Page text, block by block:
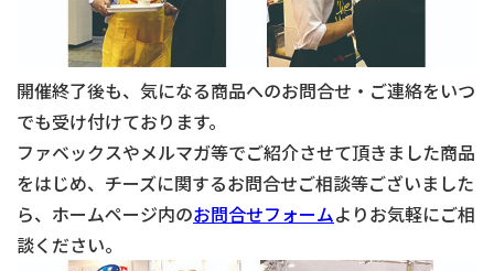
開催終了後も、気になる商品へのお問合せ・ご連絡をいつ
でも受け付けております。
ファベックスやメルマガ等でご紹介させて頂きました商品
をはじめ、チーズに関するお問合せご相談等ございました
ら、ホームページ内のお問合せフォームよりお気軽にご相
談ください。